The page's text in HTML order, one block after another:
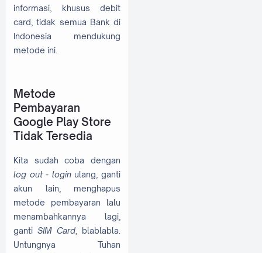
informasi, khusus debit
card, tidak semua Bank di
Indonesia mendukung
metode ini.
Metode
Pembayaran
Google Play Store
Tidak Tersedia
Kita sudah coba dengan
log out - loginulang, ganti
akun lain, menghapus
metode pembayaran lalu
menambahkannya lagi,
ganti SIM Card , blablabla.
Untungnya Tuhan